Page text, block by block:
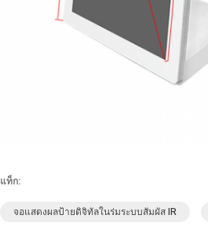
แท็ก:
จอแสดงผลป้ายดิจิทัลในร่มระบบสัมผัส IR